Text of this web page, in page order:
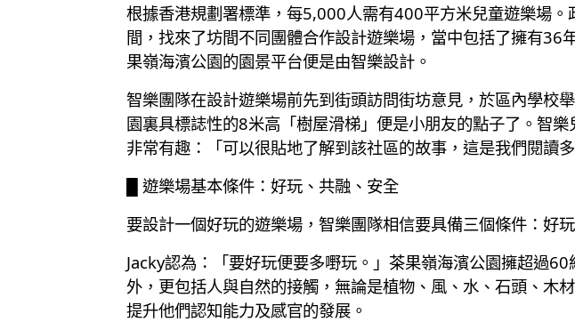
根據香港規劃署標準，每5,000人需有400平方米兒童遊樂場
間，找來了坊間不同團體合作設計遊樂場，當中包括了擁有
果嶺海濱公園的園景平台便是由智樂設計。
智樂團隊在設計遊樂場前先到街頭訪問街坊意見，於區內學校
園裏具標誌性的8米高「樹屋滑梯」便是小朋友的點子了。智
非常有趣：「可以很貼地了解到該社區的故事，這是我們閱讀
█ 遊樂場基本條件：好玩、共融、安全
要設計一個好玩的遊樂場，智樂團隊相信要具備三個條件：好
Jacky認為：「要好玩便要多嘢玩。」茶果嶺海濱公園擁超過
外，更包括人與自然的接觸，無論是植物、風、水、石頭、木
提升他們認知能力及感官的發展。